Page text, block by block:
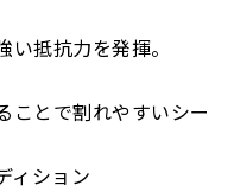
抵抗力を発揮。
ことで割れやすいシー
ィション